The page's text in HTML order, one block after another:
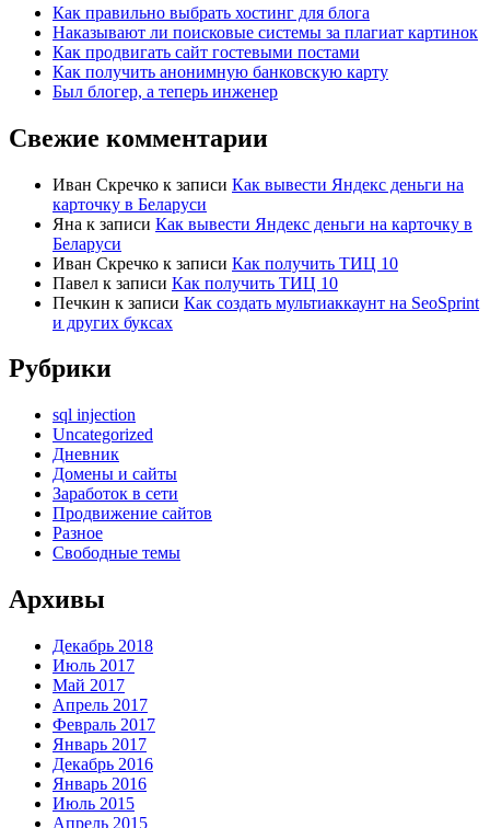
Как правильно выбрать хостинг для блога
Наказывают ли поисковые системы за плагиат картинок
Как продвигать сайт гостевыми постами
Как получить анонимную банковскую карту
Был блогер, а теперь инженер
Свежие комментарии
Иван Скречко к записи Как вывести Яндекс деньги на
карточку в Беларуси
Яна к записи Как вывести Яндекс деньги на карточку в
Беларуси
Иван Скречко к записи Как получить ТИЦ 10
Павел к записи Как получить ТИЦ 10
Печкин к записи Как создать мультиаккаунт на SeoSprint
и других буксах
Рубрики
sql injection
Uncategorized
Дневник
Домены и сайты
Заработок в сети
Продвижение сайтов
Разное
Свободные темы
Архивы
Декабрь 2018
Июль 2017
Май 2017
Апрель 2017
Февраль 2017
Январь 2017
Декабрь 2016
Январь 2016
Июль 2015
Апрель 2015